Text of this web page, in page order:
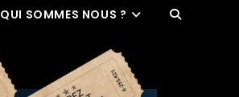
QUI SOMMES NOUS ?